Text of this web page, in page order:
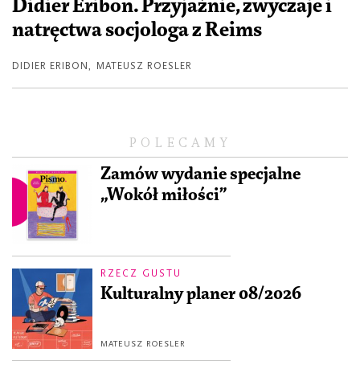
POLECAMY
Zamów wydanie specjalne
„Wokół miłości”
RZECZ GUSTU
Kulturalny planer 08/2026
MATEUSZ ROESLER
Didier Eribon. Przyjaźnie, zwyczaje i
natręctwa socjologa z Reims
DIDIER ERIBON , MATEUSZ ROESLER